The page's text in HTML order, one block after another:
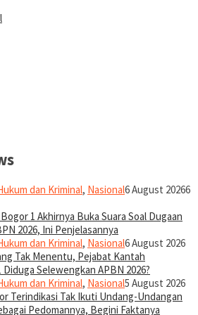
dan Kriminal, Nasional6 August 20266
1 Akhirnya Buka Suara Soal Dugaan
2026, Ini Penjelasannya
dan Kriminal, Nasional6 August 2026
Tak Menentu, Pejabat Kantah
Selewengkan APBN 2026?
dan Kriminal, Nasional5 August 2026
Terindikasi Tak Ikuti Undang-Undangan
Pedomannya, Begini Faktanya